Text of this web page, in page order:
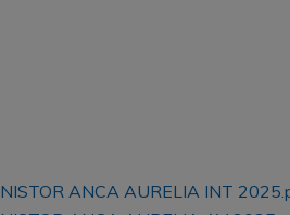
NISTOR ANCA AURELIA INT